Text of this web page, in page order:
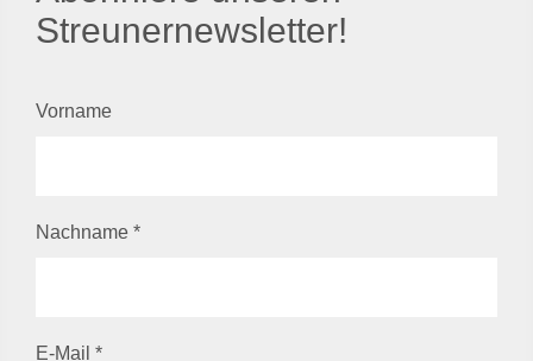
Streunernewsletter!
Vorname
Nachname *
E-Mail *